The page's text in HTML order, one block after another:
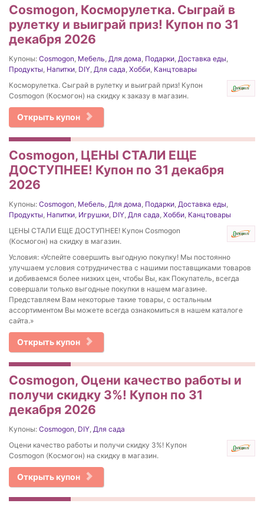
Cosmogon, Косморулетка. Сыграй в
рулетку и выиграй приз! Купон по 31
декабря 2026
Купоны: Cosmogon, Мебель, Для дома, Подарки, Доставка еды,
Продукты, Напитки, DIY, Для сада, Хобби, Канцтовары
Косморулетка. Сыграй в рулетку и выиграй приз! Купон
Cosmogon (Космогон) на скидку к заказу в магазин.
Открыть купон
Cosmogon, ЦЕНЫ СТАЛИ ЕЩЕ
ДОСТУПНЕЕ! Купон по 31 декабря
2026
Купоны: Cosmogon, Мебель, Для дома, Подарки, Доставка еды,
Продукты, Напитки, Игрушки, DIY, Для сада, Хобби, Канцтовары
ЦЕНЫ СТАЛИ ЕЩЕ ДОСТУПНЕЕ! Купон Cosmogon
(Космогон) на скидку в магазин.
Условия: «Успейте совершить выгодную покупку! Мы постоянно
улучшаем условия сотрудничества с нашими поставщиками товаров
и добиваемся более низких цен, чтобы Вы, как Покупатель, всегда
совершали только выгодные покупки в нашем магазине.
Представляем Вам некоторые такие товары, с остальным
ассортиментом Вы можете всегда ознакомиться в нашем каталоге
сайта.»
Открыть купон
Cosmogon, Оцени качество работы и
получи скидку 3%! Купон по 31
декабря 2026
Купоны: Cosmogon, DIY, Для сада
Оцени качество работы и получи скидку 3%! Купон
Cosmogon (Космогон) на скидку в магазин.
Открыть купон